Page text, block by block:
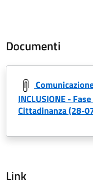
Documenti
INCLUSIONE -
Cittadinanza (28-
Link